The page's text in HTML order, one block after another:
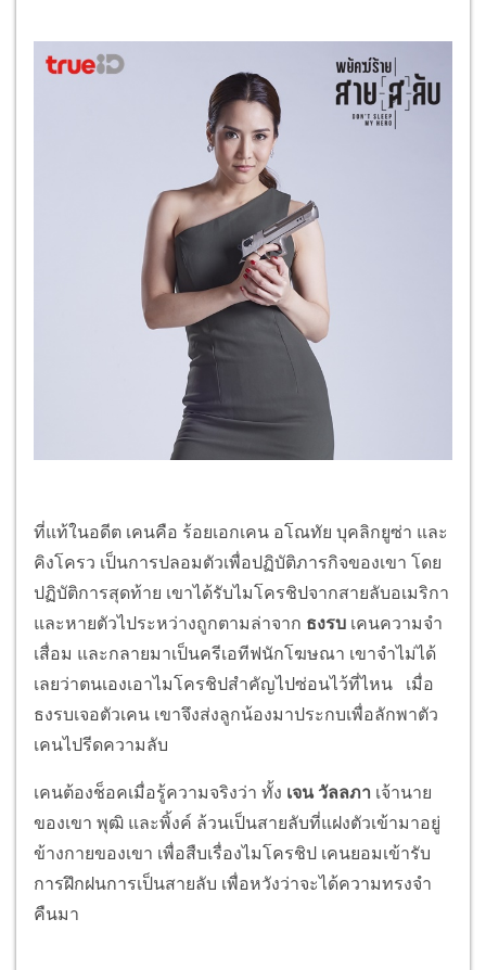
ที่แท้ในอดีต เคนคือ ร้อยเอกเคน อโณทัย บุคลิกยูซ่า และ
คิงโครว เป็นการปลอมตัวเพื่อปฏิบัติภารกิจของเขา โดย
ปฏิบัติการสุดท้าย เขาได้รับไมโครชิปจากสายลับอเมริกา
และหายตัวไประหว่างถูกตามล่าจาก ธงรบ เคนความจำ
เสื่อม และกลายมาเป็นครีเอทีฟนักโฆษณา เขาจำไม่ได้
เลยว่าตนเองเอาไมโครชิปสำคัญไปซ่อนไว้ที่ไหน เมื่อ
ธงรบเจอตัวเคน เขาจึงส่งลูกน้องมาประกบเพื่อลักพาตัว
เคนไปรีดความลับ
เคนต้องช็อคเมื่อรู้ความจริงว่า ทั้ง เจน วัลลภา เจ้านาย
ของเขา พุฒิ และพิ้งค์ ล้วนเป็นสายลับที่แฝงตัวเข้ามาอยู่
ข้างกายของเขา เพื่อสืบเรื่องไมโครชิป เคนยอมเข้ารับ
การฝึกฝนการเป็นสายลับ เพื่อหวังว่าจะได้ความทรงจำ
คืนมา